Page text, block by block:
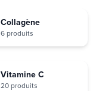
Collagène
6 produits
Vitamine C
20 produits